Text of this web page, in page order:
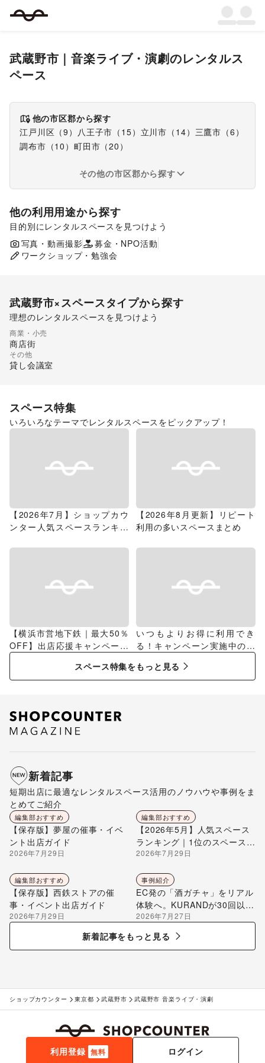
武蔵野市 ｜音楽ライブ・演劇のレンタルス
ペース
他の市区郡から探す
江戸川区 （9 ） 八王子市 （ 15） 立川市 （ 14） 三鷹市 （6 ）
調布市 （10 ） 町田市 （20 ）
その他の市区郡から探す
他の利用用途から探す
目的別にレンタルスペースを見つけよう
ポップアップストア
食品販売
販促イベント 展示会・個展
写真・動画撮影
募金・NPO活動
ワークショップ・勉強会
武蔵野市×スペースタイプから探す
理想のレンタルスペースを見つけよう
ショッピングモール
ギャラリー・貸し画廊
商業・小売
商店街
その他
貸し会議室
スペース特集
いろいろなテーマでレンタルスペースをピックアップ！
【2026年7月】ショップカウ
ンター人気スペースランキン
【2026年8月更新】リピート
利用の多いスペースまとめ
【横浜市営地下鉄｜最大50％
OFF】出店応援キャンペーン
特集
いつもよりお得に利用でき
る！キャンペーン実施中のス
スペース特集をもっと見る
新着記事
短期出店に最適なレンタルスペース活用のノウハウや事例をま
とめてご紹介
編集部おすすめ
【保存版】夢屋の催事・イベ
ント出店ガイド
2026年7月29日
編集部おすすめ
【2026年5月】人気スペース
ランキング｜1位のスペースを
編集部が解説
2026年7月29日
編集部おすすめ
【保存版】西鉄ストアの催
事・イベント出店ガイド
2026年7月29日
事例紹介
EC発の「酒ガチャ」をリアル
体験へ。KURANDが30回以上
のポップアップ出店で届け
る“新しいお酒との出会い”
2026年7月27日
新着記事をもっと見る
ショップカウンター 東京都 武蔵野市 武蔵野市 音楽ライブ・演劇
利用登録 無料 ログイン